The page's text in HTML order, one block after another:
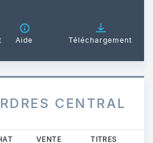
Aide Téléchargement
CENTRAL
VENTE TITRES